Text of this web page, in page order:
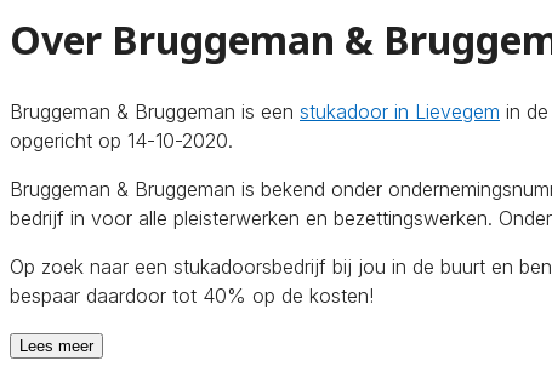
Over Bruggeman &
Bruggeman & Bruggeman is een stukadoor in Lievegem in
opgericht op 14-10-2020.
Bruggeman & Bruggeman is bekend onder
bedrijf in voor alle pleisterwerken en bezettingswerken.
Op zoek naar een stukadoorsbedrijf bij jou in de buurt en
bespaar daardoor tot 40% op de kosten!
Lees meer